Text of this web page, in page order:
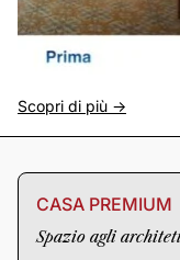
Scopri di più ->
CASA PREMIUM
Spazio agli